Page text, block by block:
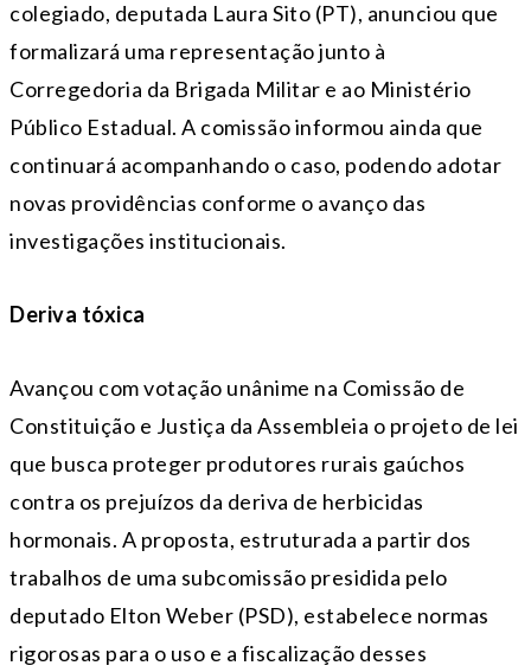
colegiado, deputada Laura Sito (PT), anunciou que
formalizará uma representação junto à
Corregedoria da Brigada Militar e ao Ministério
Público Estadual. A comissão informou ainda que
continuará acompanhando o caso, podendo adotar
novas providências conforme o avanço das
investigações institucionais.
Deriva tóxica
Avançou com votação unânime na Comissão de
Constituição e Justiça da Assembleia o projeto de lei
que busca proteger produtores rurais gaúchos
contra os prejuízos da deriva de herbicidas
hormonais. A proposta, estruturada a partir dos
trabalhos de uma subcomissão presidida pelo
deputado Elton Weber (PSD), estabelece normas
rigorosas para o uso e a fiscalização desses